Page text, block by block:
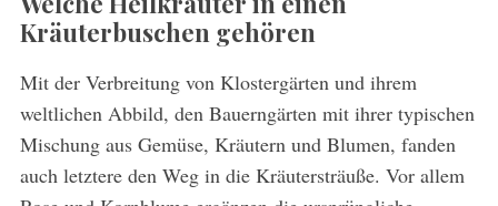
Kräuterbuschen gehören
Mit der Verbreitung von Klostergärten und ihrem
weltlichen Abbild, den Bauerngärten mit ihrer typischen
Mischung aus Gemüse, Kräutern und Blumen, fanden
auch letztere den Weg in die Kräutersträuße. Vor allem